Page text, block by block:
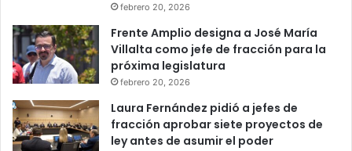
febrero 20, 2026
Frente Amplio designa a José María
Villalta como jefe de fracción para la
próxima legislatura
febrero 20, 2026
Laura Fernández pidió a jefes de
fracción aprobar siete proyectos de
ley antes de asumir el poder